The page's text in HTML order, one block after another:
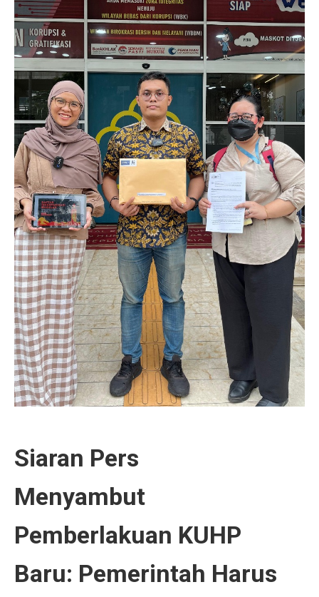
Siaran Pers
Menyambut
Pemberlakuan KUHP
Baru: Pemerintah Harus